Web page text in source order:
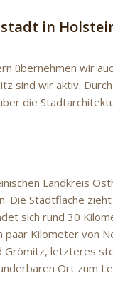
in
übernehmen wir
sind wir aktiv.
die
Landkreis
Die Stadtfläche
sich rund 30
paar Kilometer von
Grömitz, letzteres
Ort zum